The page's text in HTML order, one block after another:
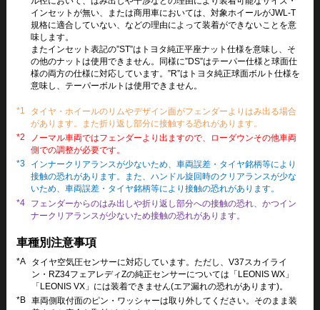
インセットが無い、または商用車においては、対象ホイールがJWL-T
規格に適合していない、などの理由によって装着ができないことを意
味します。
またインセット表記の”ST”はトヨタ純正平座ナット仕様を意味し、そ
の他のナットは使用できません。同様に”DS”はテーパー仕様と球面仕
様の両方の仕様に対応しています。”R”はトヨタ純正球面ボルト仕様を
意味し、テーパーボルトは使用できません。
*1
タイヤ・ホイールのリムやデザイン面がフェンダーよりはみ出る場合
があります。また折り返し部分に接触する恐れがあります。
*2
ノーマル車両ではフェンダーより出ますので、ローダウンその他車両
側での調整が必要です。
*3
インナークリアランスが少ないため、車両誤差・タイヤ銘柄等により
接触の恐れがあります。また、ハンドル旋回時のクリアランスが少な
いため、車両誤差・タイヤ銘柄等により接触の恐れがあります。
*4
フェンダーからのはみ出しや折り返し部分への接触の恐れ、かつイン
ナークリアランスが少ないため接触の恐れがあります。
車種別注意事項
*A
タイヤ空気圧センサーに対応しています。ただし、V37スカイライ
ン・RZ34フェアレディZの純正センサーについては「LEONIS WX」
「LEONIS VX」には装着できません(エア漏れの恐れがあります)。
*B 車両側取付面のピン・ワッシャーは取り外してください。そのまま装